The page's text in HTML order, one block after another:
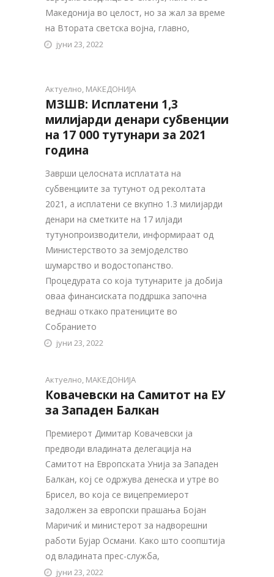
Македонија во целост, но за жал за време
на Втората светска војна, главно,
јуни 23, 2022
Актуелно, МАКЕДОНИЈА
МЗШВ: Исплатени 1,3
милијарди денари субвенции
на 17 000 тутунари за 2021
година
Заврши целосната исплатата на
субвенциите за тутунот од реколтата
2021, а исплатени се вкупно 1.3 милијарди
денари на сметките на 17 илјади
тутунопроизводители, информираат од
Министерството за земјоделство
шумарство и водостопанство.
Процедурата со која тутунарите ја добија
оваа финансиската поддршка започна
веднаш откако пратениците во
Собранието
јуни 23, 2022
Актуелно, МАКЕДОНИЈА
Ковачевски на Самитот на ЕУ
за Западен Балкан
Премиерот Димитар Ковачевски ја
предводи владината делегација на
Самитот на Европската Унија за Западен
Балкан, кој се одржува денеска и утре во
Брисел, во која се вицепремиерот
задолжен за европски прашања Бојан
Маричиќ и министерот за надворешни
работи Бујар Османи. Како што соопштија
од владината прес-служба,
јуни 23, 2022